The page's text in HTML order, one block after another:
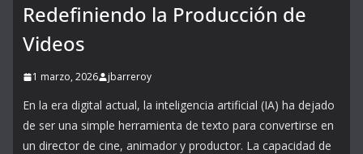
Redefiniendo la Producción de
Videos
1 marzo, 2026 jbarreroy
En la era digital actual, la inteligencia artificial (IA) ha dejado
de ser una simple herramienta de texto para convertirse en
un director de cine, animador y productor. La capacidad de